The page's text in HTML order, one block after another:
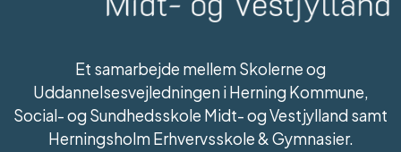
Et samarbejde mellem Skolerne og
Uddannelsesvejledningen i Herning Kommune,
Social- og Sundhedsskole Midt- og Vestjylland samt
Herningsholm Erhvervsskole & Gymnasier.